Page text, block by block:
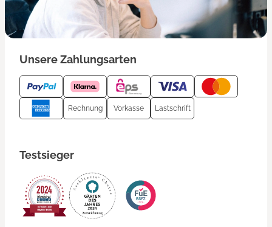
Unsere Zahlungsarten
Rechnung Vorkasse Lastschrift
Testsieger